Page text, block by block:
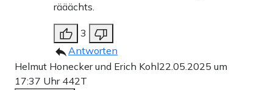
rääächts.
3
Antworten
Helmut Honecker und Erich Kohl22.05.2025 um
17:37 Uhr 442T